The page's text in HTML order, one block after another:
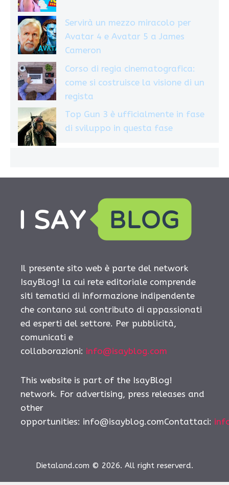
Servirà un mezzo miracolo per
Avatar 4 e Avatar 5 a James
Cameron
Corso di regia cinematografica:
come si costruisce la visione di un
regista
Top Gun 3 è ufficialmente in fase
di sviluppo in questa fase
Il presente sito web è parte del network
IsayBlog! la cui rete editoriale comprende
siti tematici di informazione indipendente
che contano sul contributo di appassionati
ed esperti del settore. Per pubblicità,
comunicati e
collaborazioni: info@isayblog.com
This website is part of the IsayBlog!
network. For advertising, press releases and
other
opportunities: info@isayblog.comContattaci:
Dietaland.com © 2026. All right reserverd.